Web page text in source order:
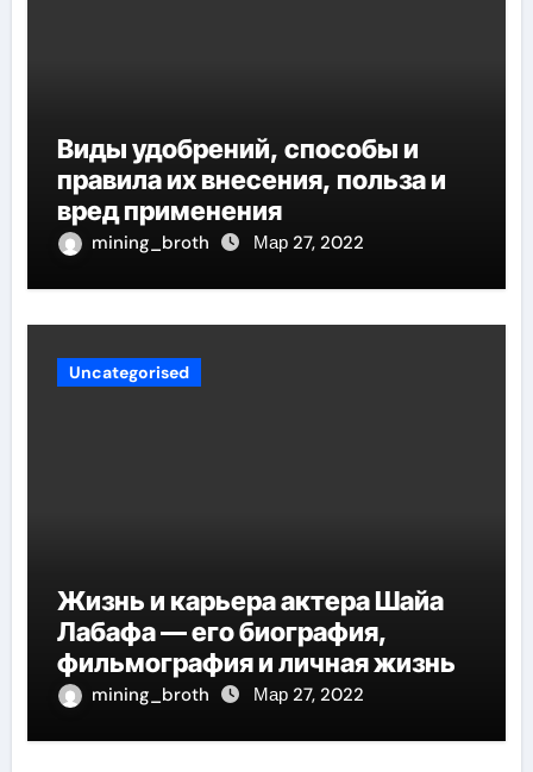
Виды удобрений, способы и
правила их внесения, польза и
вред применения
mining_broth Мар 27, 2022
Uncategorised
Жизнь и карьера актера Шайа
Лабафа — его биография,
фильмография и личная жизнь
mining_broth Мар 27, 2022